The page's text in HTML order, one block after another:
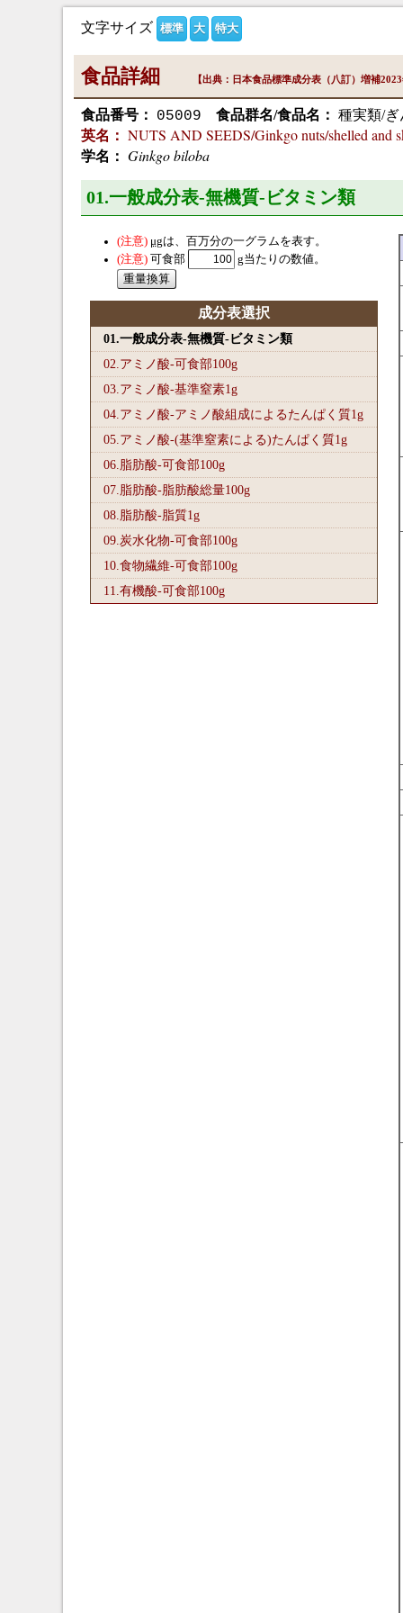
文字サイズ 標準 大 特大
食品詳細 【出典：日本食品標準成分表（八訂）増補
食品番号： 05009 食品群名/食品名： 種実類/
英名： NUTS AND SEEDS/Ginkgo nuts/shelled and
学名： Ginkgo biloba
01.一般成分表-無機質-ビタミン類
μgは、百万分の一グラムを表す。
可食部
g当たりの数値。
成分表選択
01.一般成分表-無機質-ビタミン類
02.アミノ酸-可食部100g
03.アミノ酸-基準窒素1g
04.アミノ酸-アミノ酸組成によるたんぱく質1g
05.アミノ酸-(基準窒素による)たんぱく質1g
06.脂肪酸-可食部100g
07.脂肪酸-脂肪酸総量100g
08.脂肪酸-脂質1g
09.炭水化物-可食部100g
10.食物繊維-可食部100g
11.有機酸-可食部100g